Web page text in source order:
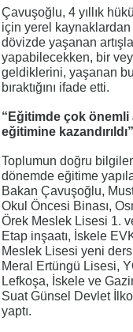
Çavuşoğlu, 4 yıllık
için yerel kaynaklardan
dövizde yaşanan
yapabilecekken, bir
geldiklerini, yaşanan
bıraktığını ifade etti.
“Eğitimde çok önemli
eğitimine kazandırıldı”
Toplumun doğru
dönemde eğitime
Bakan Çavuşoğlu,
Okul Öncesi Binası,
Örek Meslek Lisesi 1.
Etap inşaatı, İskele
Meslek Lisesi yeni
Meral Ertüngü Lisesi,
Lefkoşa, İskele ve
Suat Günsel Devlet
yaptı.